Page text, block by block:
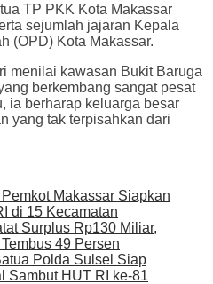
TP PKK Kota Makassar
sejumlah jajaran Kepala
(OPD) Kota Makassar.
menilai kawasan Bukit Baruga
berkembang sangat pesat
ia berharap keluarga besar
yang tak terpisahkan dari
Makassar Siapkan
di 15 Kecamatan
Surplus Rp130 Miliar,
49 Persen
Polda Sulsel Siap
Sambut HUT RI ke-81